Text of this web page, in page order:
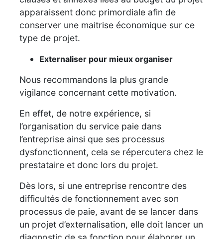
apparaissent donc primordiale afin de
conserver une maitrise économique sur ce
type de projet.
Externaliser pour mieux organiser
Nous recommandons la plus grande
vigilance concernant cette motivation.
En effet, de notre expérience, si
l’organisation du service paie dans
l’entreprise ainsi que ses processus
dysfonctionnent, cela se répercutera chez le
prestataire et donc lors du projet.
Dès lors, si une entreprise rencontre des
difficultés de fonctionnement avec son
processus de paie, avant de se lancer dans
un projet d’externalisation, elle doit lancer un